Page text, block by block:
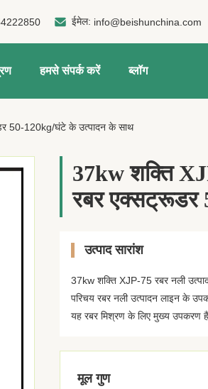
ईमेल: info@beishunchina.com
हमसे संपर्क करें ब्लॉग
50-120kg/घंटे के उत्पादन के साथ
37kw शक्ति
रबर एक्सट्रूडर
उत्पाद सारांश
37kw शक्ति XJP-75 रबर नली
परिचय रबर नली उत्पादन लाइन के
यह रबर मिश्रण के लिए मुख्य
मूल गुण